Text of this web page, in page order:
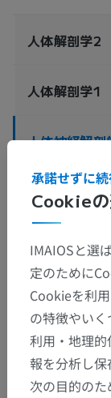
人体解剖学2
人体解剖学1
人体神経解剖
中枢神経系>
Substantia
下位構造：
せん
翻訳
Cookie
承諾せずに
IMAIOSと選
定のために
Cookieを利
の特徴やいく
利用・地理
報を分析し
次の目的の